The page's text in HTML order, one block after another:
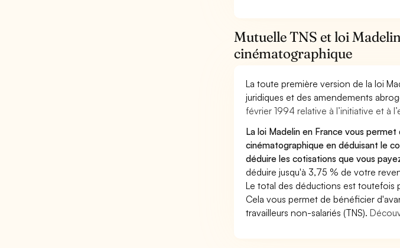
Mutuelle TNS et loi
cinématographique
La toute première version de la loi
juridiques et des amendements
février 1994 relative à l’initiative et à
La loi Madelin en France vous
cinématographique en déduisant le
déduire les cotisations que vous
déduire jusqu'à 3,75 % de votre
Le total des déductions est toutefois
Cela vous permet de bénéficier
travailleurs non-salariés (TNS).